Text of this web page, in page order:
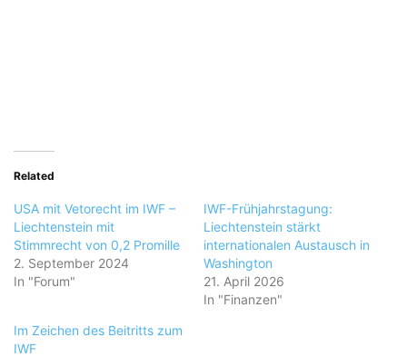
Related
USA mit Vetorecht im IWF –
Liechtenstein mit
Stimmrecht von 0,2 Promille
2. September 2024
In "Forum"
IWF-Frühjahrstagung:
Liechtenstein stärkt
internationalen Austausch in
Washington
21. April 2026
In "Finanzen"
Im Zeichen des Beitritts zum
IWF